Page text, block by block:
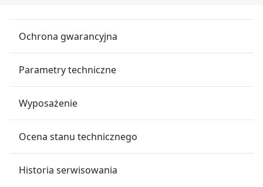
Ochrona gwarancyjna
Parametry techniczne
Wyposażenie
Ocena stanu technicznego
Historia serwisowania